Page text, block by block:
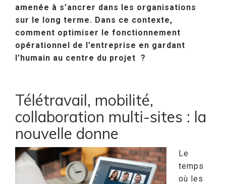
amenée à s’ancrer dans les organisations
sur le long terme. Dans ce contexte,
comment optimiser le fonctionnement
opérationnel de l’entreprise en gardant
l’humain au centre du projet ?
Télétravail, mobilité,
collaboration multi-sites : la
nouvelle donne
Le
temps
où les